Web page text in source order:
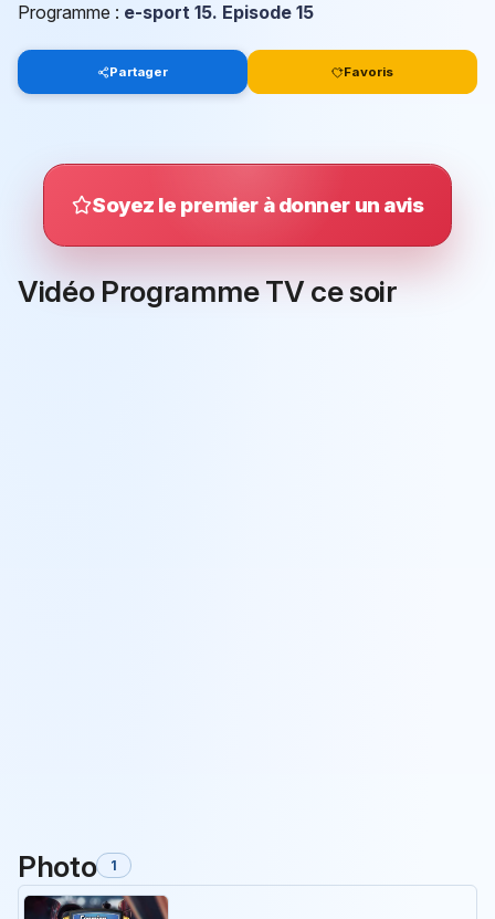
Programme : e-sport 15. Episode 15
Partager Favoris
Soyez le premier à donner un avis
Vidéo Programme TV ce soir
Photo 1